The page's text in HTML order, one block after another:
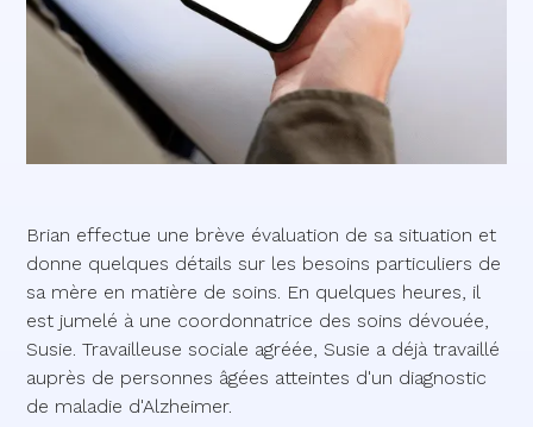
Brian effectue une brève évaluation de sa situation et
donne quelques détails sur les besoins particuliers de
sa mère en matière de soins. En quelques heures, il
est jumelé à une coordonnatrice des soins dévouée,
Susie. Travailleuse sociale agréée, Susie a déjà travaillé
auprès de personnes âgées atteintes d'un diagnostic
de maladie d'Alzheimer.